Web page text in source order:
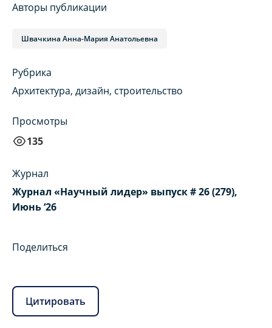
Авторы публикации
Швачкина Анна-Мария Анатольевна
Рубрика
Архитектура, дизайн, строительство
Просмотры
135
Журнал
Журнал «Научный лидер» выпуск # 26 (279),
Июнь ‘26
Поделиться
Цитировать